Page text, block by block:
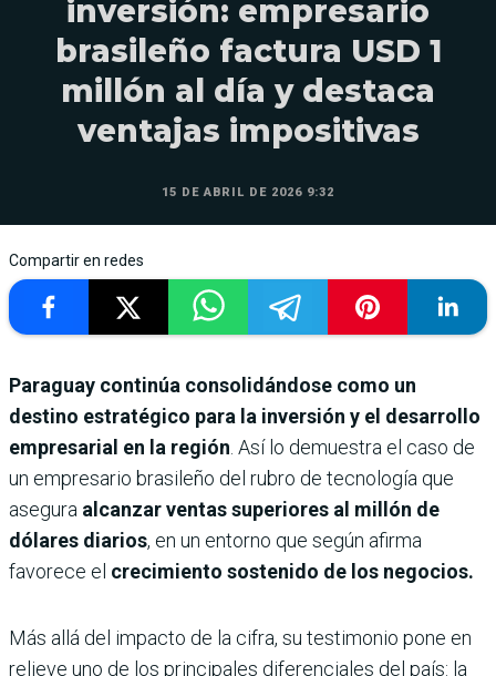
inversión: empresario
brasileño factura USD 1
millón al día y destaca
ventajas impositivas
15 DE ABRIL DE 2026 9:32
Compartir en redes
Paraguay continúa consolidándose como un
destino estratégico para la inversión y el desarrollo
empresarial en la región. Así lo demuestra el caso de
un empresario brasileño del rubro de tecnología que
asegura alcanzar ventas superiores al millón de
dólares diarios, en un entorno que según afirma
favorece el crecimiento sostenido de los negocios.
Más allá del impacto de la cifra, su testimonio pone en
relieve uno de los principales diferenciales del país: la